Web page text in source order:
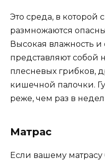
Это среда, в которой
размножаются
Высокая влажность и
представляют собой
плесневых грибков,
кишечной палочки.
реже, чем раз в
Матрас
Если вашему